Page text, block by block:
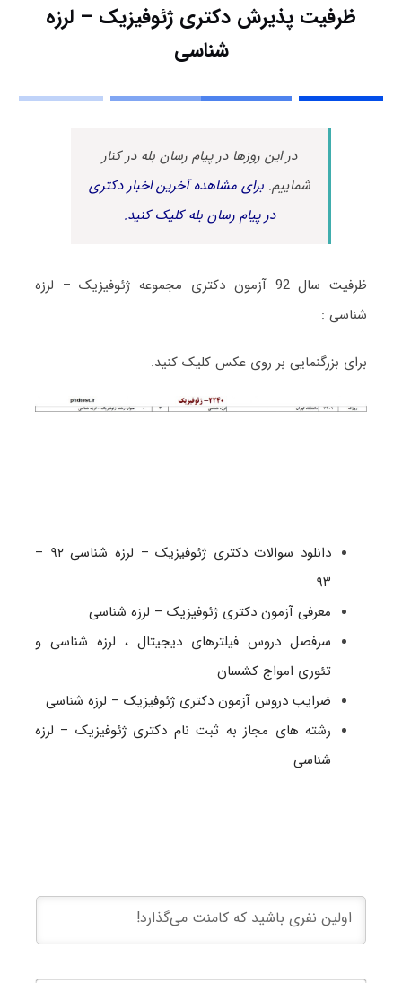
ظرفیت پذیرش دکتری ژئوفیزیک – لرزه
شناسی
در این روزها در پیام رسان بله در کنار
شماییم.برای مشاهده آخرین اخبار دکتری
در پیام رسان بله کلیک کنید.
ظرفیت سال 92 آزمون دکتری مجموعه ژئوفیزیک – لرزه
شناسی :
برای بزرگنمایی بر روی عکس کلیک کنید.
دانلود سوالات دکتری ژئوفیزیک – لرزه شناسی ۹۲ –
۹۳
معرفی آزمون دکتری ژئوفیزیک – لرزه شناسی
سرفصل دروس فیلترهای دیجیتال ، لرزه شناسی و
تئوری امواج کشسان
ضرایب دروس آزمون دکتری ژئوفیزیک – لرزه شناسی
رشته های مجاز به ثبت نام دکتری ژئوفیزیک – لرزه
شناسی